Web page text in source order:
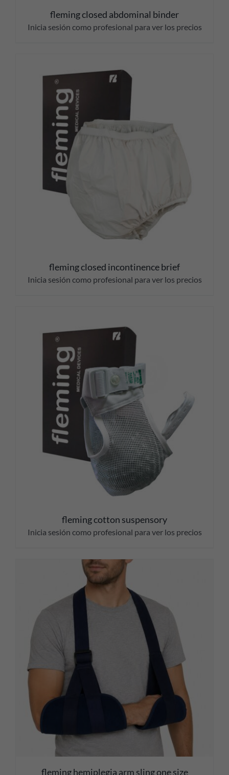
fleming closed abdominal binder
Inicia sesión como profesional para ver los precios
fleming closed incontinence brief
Inicia sesión como profesional para ver los precios
fleming cotton suspensory
Inicia sesión como profesional para ver los precios
fleming hemiplegia arm sling one size